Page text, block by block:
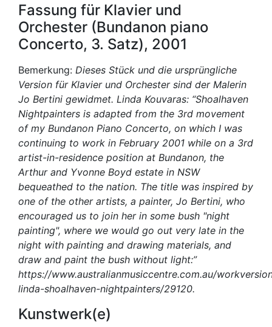
Fassung für Klavier und
Orchester (Bundanon piano
Concerto, 3. Satz), 2001
Bemerkung: Dieses Stück und die ursprüngliche
Version für Klavier und Orchester sind der Malerin
Jo Bertini gewidmet. Linda Kouvaras: “Shoalhaven
Nightpainters is adapted from the 3rd movement
of my Bundanon Piano Concerto, on which I was
continuing to work in February 2001 while on a 3rd
artist-in-residence position at Bundanon, the
Arthur and Yvonne Boyd estate in NSW
bequeathed to the nation. The title was inspired by
one of the other artists, a painter, Jo Bertini, who
encouraged us to join her in some bush "night
painting", where we would go out very late in the
night with painting and drawing materials, and
draw and paint the bush without light:”
https://www.australianmusiccentre.com.au/
linda-shoalhaven-nightpainters/29120.
Kunstwerk(e)